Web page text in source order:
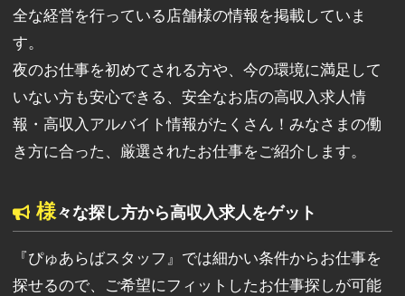
全な経営を行っている店舗様の情報を掲載していま
す。
夜のお仕事を初めてされる方や、今の環境に満足して
いない方も安心できる、安全なお店の高収入求人情
報・高収入アルバイト情報がたくさん！みなさまの働
き方に合った、厳選されたお仕事をご紹介します。
様々な探し方から高収入求人をゲット
『ぴゅあらばスタッフ』では細かい条件からお仕事を
探せるので、ご希望にフィットしたお仕事探しが可能